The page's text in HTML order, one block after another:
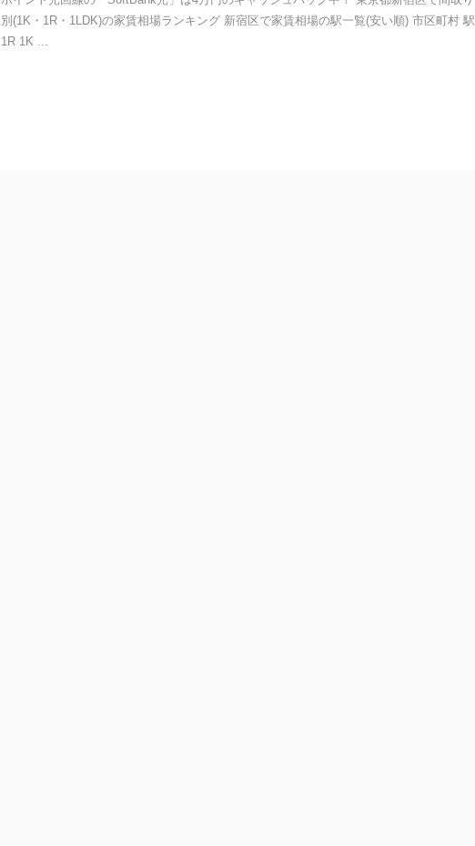
別(1K・1R・1LDK)の家賃相場ランキング 新宿区で家賃相場の駅一覧(安い順) 市区町村 駅
1R 1K ...